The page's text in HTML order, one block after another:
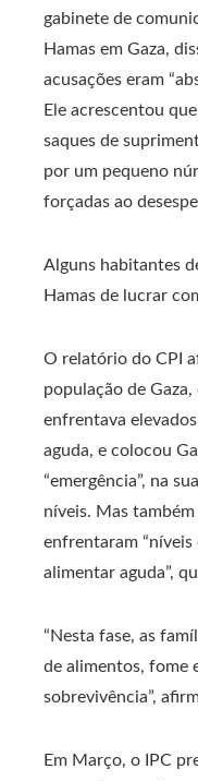
gabinete de
Hamas em Gaza,
acusações eram
Ele acrescentou
saques de
por um pequeno
forçadas ao
Alguns habitantes
Hamas de lucrar
O relatório do CPI
população de
enfrentava
aguda, e colocou
“emergência”, na
níveis. Mas
enfrentaram
alimentar aguda”,
“Nesta fase, as
de alimentos, fome
sobrevivência”,
Em Março, o IPC